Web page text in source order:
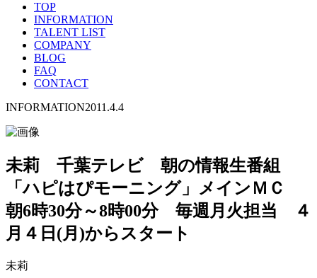
TOP
INFORMATION
TALENT LIST
COMPANY
BLOG
FAQ
CONTACT
INFORMATION2011.4.4
未莉 千葉テレビ 朝の情報生番組
「ハピはぴモーニング」メインＭＣ
朝6時30分～8時00分 毎週月火担当 ４
月４日(月)からスタート
未莉